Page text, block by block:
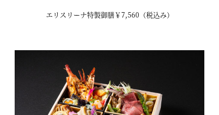
エリスリーナ特製御膳￥7,560（税込み）